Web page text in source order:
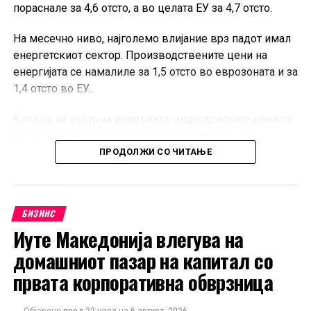
пораснале за 4,6 отсто, а во целата ЕУ за 4,7 отсто.
На месечно ниво, најголемо влијание врз падот имал
енергетскиот сектор. Производствените цени на
енергијата се намалиле за 1,5 отсто во еврозоната и за
1,4 отсто во ЕУ.
покажува дека поевтинувањето не било присутно во
полупроизводите пораснале за 0,3 отсто, додека
капиталните и трајните потрошувачки добра
поскапеле за по 0,2 отсто. Цените на нетрајните
потрошувачки добра останале непроменети.
И покрај месечниот пад, цените на енергијата во ЕУ во
ПРОДОЛЖИ СО ЧИТАЊЕ
БИЗНИС
Иуте Македонија влегува на
домашниот пазар на капитал со
првата корпоративна обврзница